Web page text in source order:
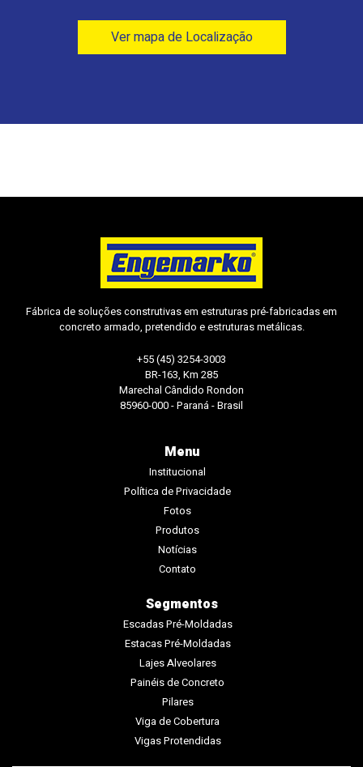
Ver mapa de Localização
Fábrica de soluções construtivas em estruturas pré-fabricadas em
concreto armado, pretendido e estruturas metálicas.
+55 (45) 3254-3003
BR-163, Km 285
Marechal Cândido Rondon
85960-000 - Paraná - Brasil
Menu
Institucional
Política de Privacidade
Fotos
Produtos
Notícias
Contato
Segmentos
Escadas Pré-Moldadas
Estacas Pré-Moldadas
Lajes Alveolares
Painéis de Concreto
Pilares
Viga de Cobertura
Vigas Protendidas